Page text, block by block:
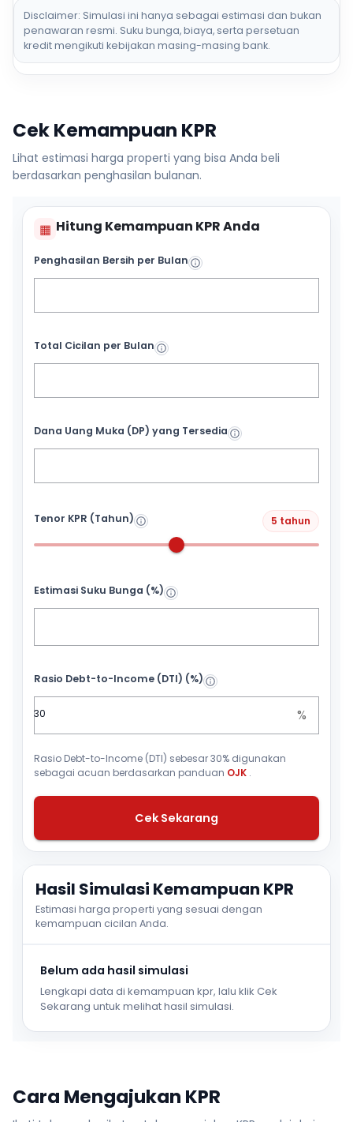
Disclaimer: Simulasi ini hanya sebagai estimasi dan bukan
penawaran resmi. Suku bunga, biaya, serta persetuan
kredit mengikuti kebijakan masing-masing bank.
Cek Kemampuan KPR
Lihat estimasi harga properti yang bisa Anda beli
berdasarkan penghasilan bulanan.
▦ Hitung Kemampuan KPR Anda
Penghasilan Bersih per Bulan
Total Cicilan per Bulan
Dana Uang Muka (DP) yang Tersedia
Tenor KPR (Tahun) 5 tahun
Estimasi Suku Bunga (%)
Rasio Debt-to-Income (DTI) (%)
%
Rasio Debt-to-Income (DTI) sebesar 30% digunakan
sebagai acuan berdasarkan panduan OJK .
Cek Sekarang
Hasil Simulasi Kemampuan KPR
Estimasi harga properti yang sesuai dengan
kemampuan cicilan Anda.
Belum ada hasil simulasi
Lengkapi data di kemampuan kpr, lalu klik Cek
Sekarang untuk melihat hasil simulasi.
Cara Mengajukan KPR